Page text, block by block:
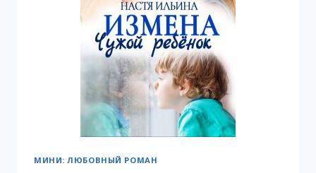
МИНИ: ЛЮБОВНЫЙ РОМАН